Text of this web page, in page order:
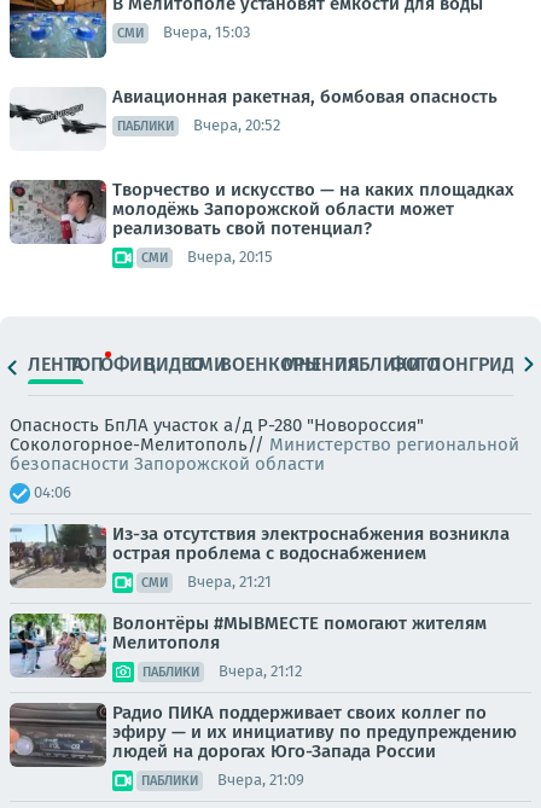
СМИ Вчера, 15:03
Авиационная ракетная, бомбовая опасность
ПАБЛИКИ Вчера, 20:52
Творчество и искусство — на каких площадках
молодёжь Запорожской области может
реализовать свой потенциал?
СМИ Вчера, 20:15
ЛЕНТАТОПОФИЦ.ВИДЕОСМИВОЕНКОРЫМНЕНИЯПАБЛИКИ
ФОТОЛОНГРИДЫ
Опасность БпЛА участок а/д Р-280 "Новороссия"
Сокологорное-Мелитополь// Министерство региональной
безопасности Запорожской области
04:06
Из-за отсутствия электроснабжения возникла
острая проблема с водоснабжением
СМИ Вчера, 21:21
Волонтёры #МЫВМЕСТЕ помогают жителям
Мелитополя
ПАБЛИКИ Вчера, 21:12
Радио ПИКА поддерживает своих коллег по
эфиру — и их инициативу по предупреждению
людей на дорогах Юго-Запада России
ПАБЛИКИ Вчера, 21:09